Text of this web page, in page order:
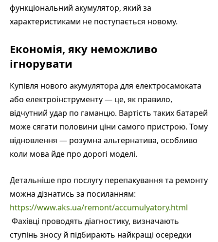
функціональний акумулятор, який за
характеристиками не поступається новому.
Економія, яку неможливо
ігнорувати
Купівля нового акумулятора для електросамоката
або електроінструменту — це, як правило,
відчутний удар по гаманцю. Вартість таких батарей
може сягати половини ціни самого пристрою. Тому
відновлення — розумна альтернатива, особливо
коли мова йде про дорогі моделі.
Детальніше про послугу перепакування та ремонту
можна дізнатись за посиланням:
https://www.aks.ua/remont/accumulyatory.html
Фахівці проводять діагностику, визначають
ступінь зносу й підбирають найкращі осередки